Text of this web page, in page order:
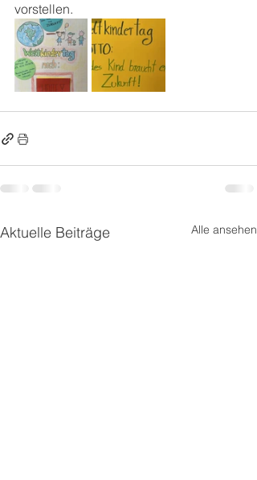
vorstellen.
Aktuelle Beiträge Alle ansehen